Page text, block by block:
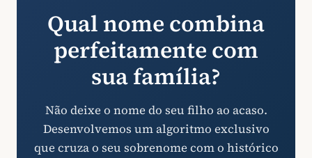
Qual nome combina
perfeitamente com
sua família?
Não deixe o nome do seu filho ao acaso.
Desenvolvemos um algoritmo exclusivo
que cruza o seu sobrenome com o histórico